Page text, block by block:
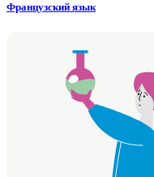
Французский язык